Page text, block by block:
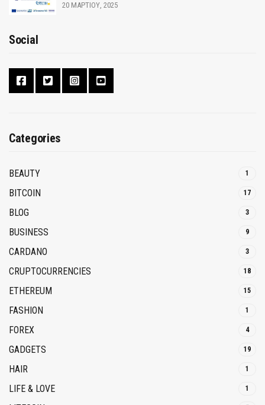
20 ΜΑΡΤΊΟΥ, 2025
Social
Categories
BEAUTY 1
BITCOIN 17
BLOG 3
BUSINESS 9
CARDANO 3
CRUPTOCURRENCIES 18
ETHEREUM 15
FASHION 1
FOREX 4
GADGETS 19
HAIR 1
LIFE & LOVE 1